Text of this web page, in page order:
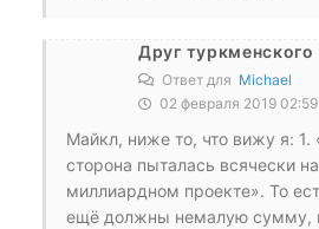
Друг туркменского
Ответ для Michael
02 февраля 2019 02:59
Майкл, ниже то, что вижу я: 1.
сторона пыталась всячески
миллиардном проекте». То
ещё должны немалую сумму,